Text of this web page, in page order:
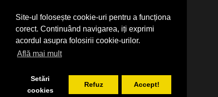
Site-ul folosește cookie-uri pentru a funcționa
corect. Continuând navigarea, iți exprimi
acordul asupra folosirii cookie-urilor.
Află mai mult
Setări
cookies
Refuz Accept!